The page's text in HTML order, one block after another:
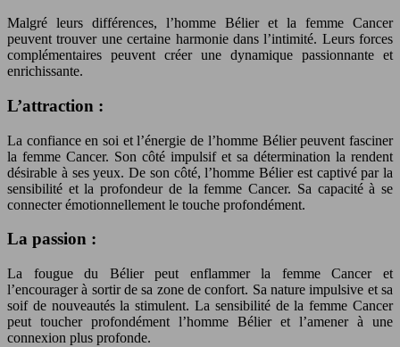
Malgré leurs différences, l’homme Bélier et la femme Cancer
peuvent trouver une certaine harmonie dans l’intimité. Leurs forces
complémentaires peuvent créer une dynamique passionnante et
enrichissante.
L’attraction :
La confiance en soi et l’énergie de l’homme Bélier peuvent fasciner
la femme Cancer. Son côté impulsif et sa détermination la rendent
désirable à ses yeux. De son côté, l’homme Bélier est captivé par la
sensibilité et la profondeur de la femme Cancer. Sa capacité à se
connecter émotionnellement le touche profondément.
La passion :
La fougue du Bélier peut enflammer la femme Cancer et
l’encourager à sortir de sa zone de confort. Sa nature impulsive et sa
soif de nouveautés la stimulent. La sensibilité de la femme Cancer
peut toucher profondément l’homme Bélier et l’amener à une
connexion plus profonde.